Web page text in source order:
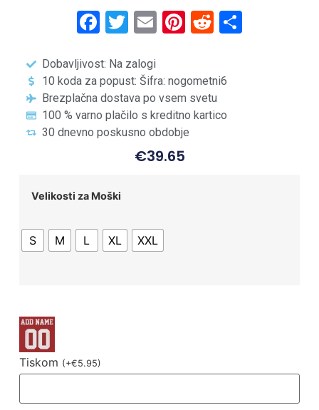
Facebook
Twitter
EmailPinterest
Reddit
Dobavljivost: Na zalogi
10 koda za popust: Šifra: nogometni6
Brezplačna dostava po vsem svetu
100 % varno plačilo s kreditno kartico
30 dnevno poskusno obdobje
€39.65
Velikosti za Moški
S M L XL XXL
Tiskom (+€5.95)